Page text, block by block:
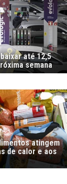
até 12,5
semana
atingem
de calor e aos